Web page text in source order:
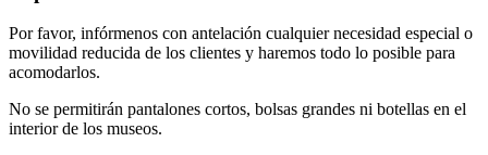
Por favor, infórmenos con antelación cualquier necesidad especial o
movilidad reducida de los clientes y haremos todo lo posible para
acomodarlos.
No se permitirán pantalones cortos, bolsas grandes ni botellas en el
interior de los museos.